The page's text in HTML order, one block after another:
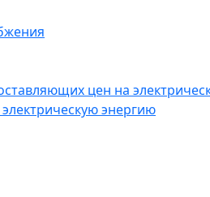
цен на
энергию